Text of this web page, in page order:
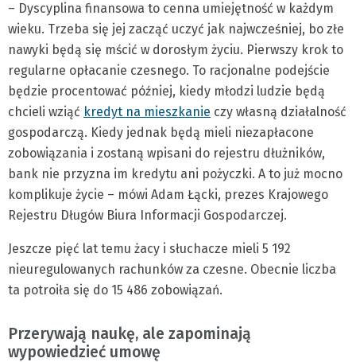
– Dyscyplina finansowa to cenna umiejętność w każdym
wieku. Trzeba się jej zacząć uczyć jak najwcześniej, bo złe
nawyki będą się mścić w dorosłym życiu. Pierwszy krok to
regularne opłacanie czesnego. To racjonalne podejście
będzie procentować później, kiedy młodzi ludzie będą
chcieli wziąć kredyt na mieszkanie czy własną działalność
gospodarczą. Kiedy jednak będą mieli niezapłacone
zobowiązania i zostaną wpisani do rejestru dłużników,
bank nie przyzna im kredytu ani pożyczki. A to już mocno
komplikuje życie – mówi Adam Łącki, prezes Krajowego
Rejestru Długów Biura Informacji Gospodarczej.
Jeszcze pięć lat temu żacy i słuchacze mieli 5 192
nieuregulowanych rachunków za czesne. Obecnie liczba
ta potroiła się do 15 486 zobowiązań.
Przerywają naukę, ale zapominają
wypowiedzieć umowę